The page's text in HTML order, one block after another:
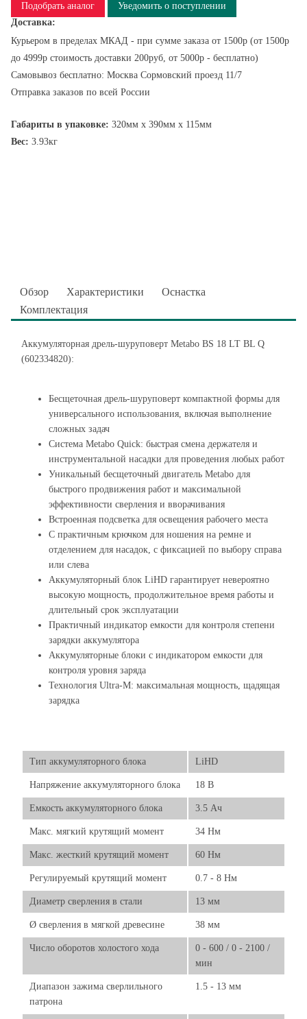
Подобрать аналог
Уведомить о поступлении
Доставка:
Курьером в пределах МКАД - при сумме заказа от 1500р (от 1500р
до 4999р стоимость доставки 200руб, от 5000р - бесплатно)
Самовывоз бесплатно: Москва Сормовский проезд 11/7
Отправка заказов по всей России
Габариты в упаковке: 320мм x 390мм x 115мм
Вес: 3.93кг
Обзор Характеристики
Оснастка
Комплектация
Аккумуляторная дрель-шуруповерт Metabo BS 18 LT BL Q
(602334820):
Бесщеточная дрель-шуруповерт компактной формы для
универсального использования, включая выполнение
сложных задач
Система Metabo Quick: быстрая смена держателя и
инструментальной насадки для проведения любых работ
Уникальный бесщеточный двигатель Metabo для
быстрого продвижения работ и максимальной
эффективности сверления и вворачивания
Встроенная подсветка для освещения рабочего места
С практичным крючком для ношения на ремне и
отделением для насадок, с фиксацией по выбору справа
или слева
Аккумуляторный блок LiHD гарантирует невероятно
высокую мощность, продолжительное время работы и
длительный срок эксплуатации
Практичный индикатор емкости для контроля степени
зарядки аккумулятора
Аккумуляторные блоки с индикатором емкости для
контроля уровня заряда
Технология Ultra-M: максимальная мощность, щадящая
зарядка
Тип аккумуляторного блока LiHD
Напряжение аккумуляторного блока 18 В
Емкость аккумуляторного блока 3.5 Ач
Макс. мягкий крутящий момент 34 Нм
Макс. жесткий крутящий момент 60 Нм
Регулируемый крутящий момент 0.7 - 8 Нм
Диаметр сверления в стали 13 мм
Ø сверления в мягкой древесине 38 мм
Число оборотов холостого хода
0 - 600 / 0 - 2100 /
мин
Диапазон зажима сверлильного
патрона
1.5 - 13 мм